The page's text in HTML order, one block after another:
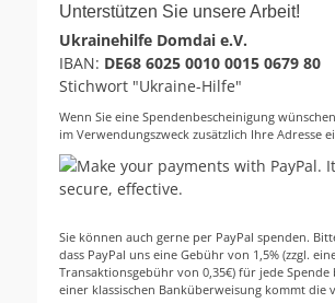
Unterstützen Sie unsere Arbeit!
Ukrainehilfe Domdai e.V.
IBAN: DE68 6025 0010 0015 0679 80
Stichwort "Ukraine-Hilfe"
Wenn Sie eine Spendenbescheinigung
im Verwendungszweck zusätzlich Ihre Adresse
Sie können auch gerne per PayPal spenden.
dass PayPal uns eine Gebühr von 1,5% (zzgl.
Transaktionsgebühr von 0,35€) für jede Spende
einer klassischen Banküberweisung kommt die